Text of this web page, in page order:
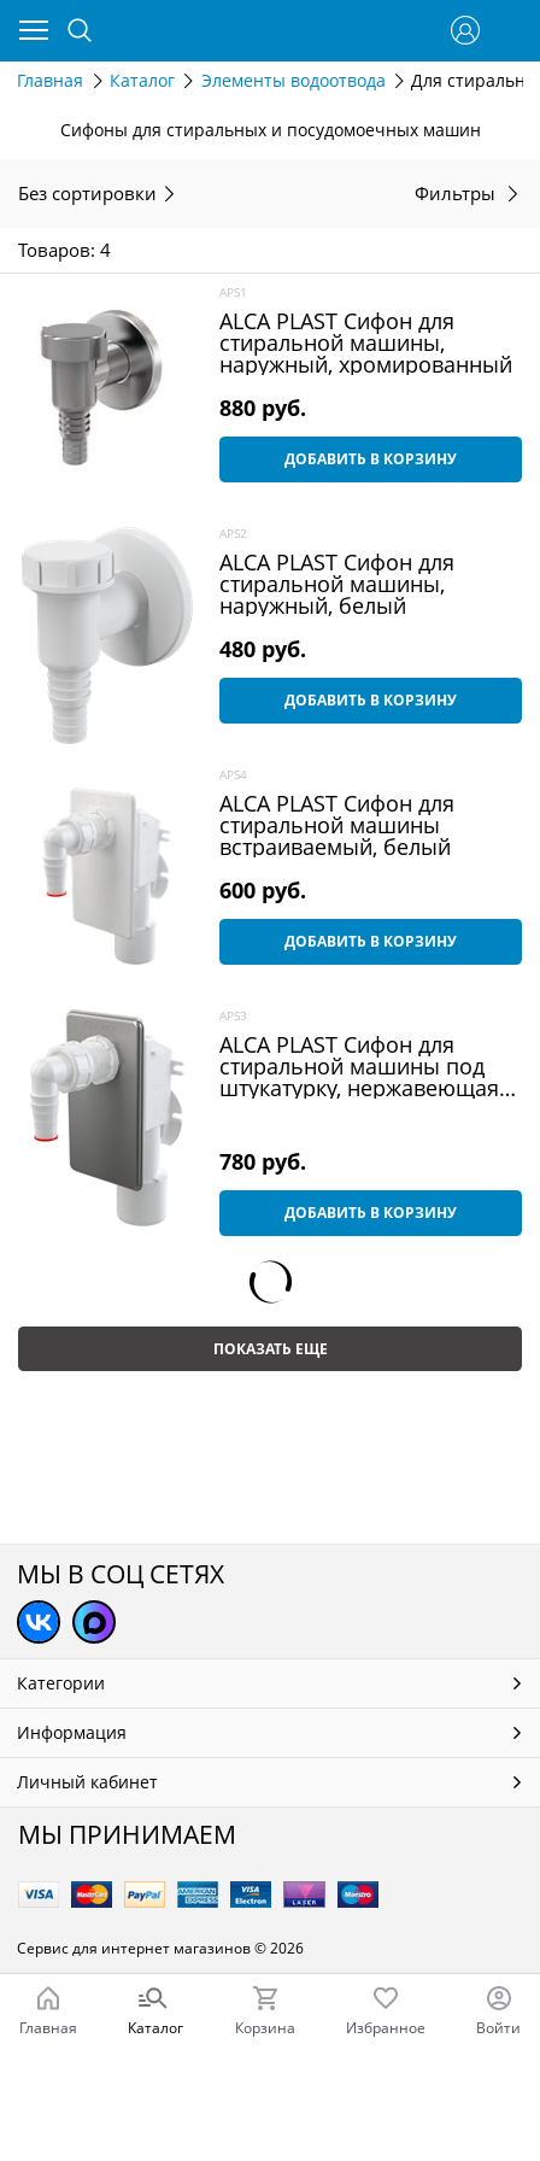
Главная Каталог Элементы водоотвода Для
Сифоны для стиральных и посудомоечных машин
Без сортировки Фильтры
Товаров: 4
APS1
ALCA PLAST Сифон для
стиральной машины,
наружный, хромированный
880 руб.
ДОБАВИТЬ В КОРЗИНУ
APS2
ALCA PLAST Сифон для
стиральной машины,
наружный, белый
480 руб.
ДОБАВИТЬ В КОРЗИНУ
APS4
ALCA PLAST Сифон для
стиральной машины
встраиваемый, белый
600 руб.
ДОБАВИТЬ В КОРЗИНУ
APS3
ALCA PLAST Сифон для
стиральной машины под
штукатурку, нержавеющая
780 руб.
ДОБАВИТЬ В КОРЗИНУ
ПОКАЗАТЬ ЕЩЕ
МЫ В СОЦ СЕТЯХ
Категории
Информация
Личный кабинет
МЫ ПРИНИМАЕМ
Сервис для интернет магазинов© 2026
Главная Каталог Корзина Избранное Войти